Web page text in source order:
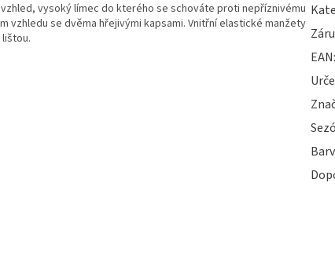
vysoký límec do kterého se schováte proti nepříznivému
vzhledu se dvěma hřejivými kapsami. Vnitřní elastické manžety
EAN